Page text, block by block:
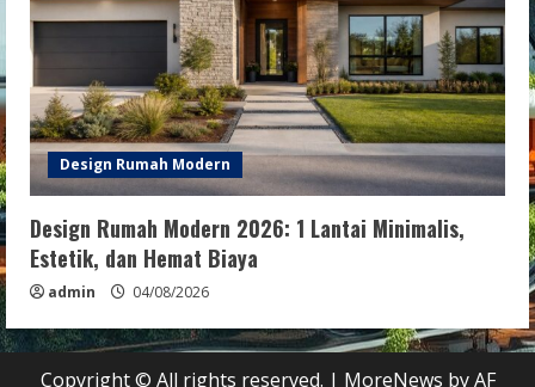
Design Rumah Modern
Design Rumah Modern 2026: 1 Lantai Minimalis,
Estetik, dan Hemat Biaya
admin 04/08/2026
Copyright © All rights reserved. | MoreNews by AF